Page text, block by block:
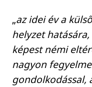
„az idei év a
helyzet
képest némi
nagyon
gondolkodással,